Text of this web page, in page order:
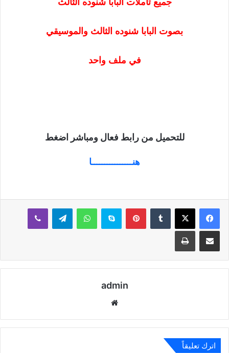
جميع تاملات البابا شنوده الثالث
بصوت البابا شنوده الثالث والموسيقي
في ملف واحد
للتحميل من رابط فعال ومباشر اضغط
هنــــــــــــــــا
بينتيريستسكايب واتساب تيلقرام ڤايبر
مشاركة عبر البريد طباعة
admin
اترك تعليقاً